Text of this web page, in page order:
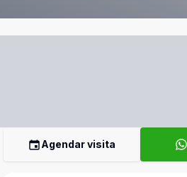
Agendar visita